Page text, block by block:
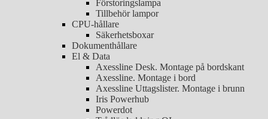
Förstoringslampa
Tillbehör lampor
CPU-hållare
Säkerhetsboxar
Dokumenthållare
El & Data
Axessline Desk. Montage på bordskant
Axessline. Montage i bord
Axessline Uttagslister. Montage i brunn
Iris Powerhub
Powerdot